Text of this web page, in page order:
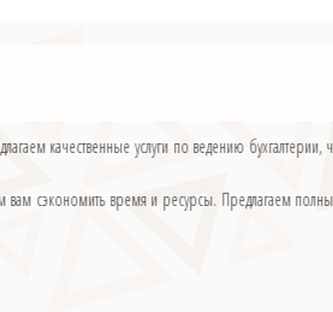
качественные услуги по ведению
вам сэкономить время и ресурсы. Предлагаем